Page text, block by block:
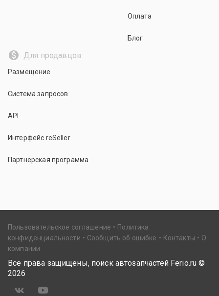
Оплата
Блог
Для продавцов
Размещение
Система запросов
API
Интерфейс reSeller
Партнерская программа
Пользовательское соглашение
Политика
конфиденциальности
Сообщить об ошибке Контакты
О
компании
Все права защищены, поиск автозапчастей Ferio.ru ©
2026